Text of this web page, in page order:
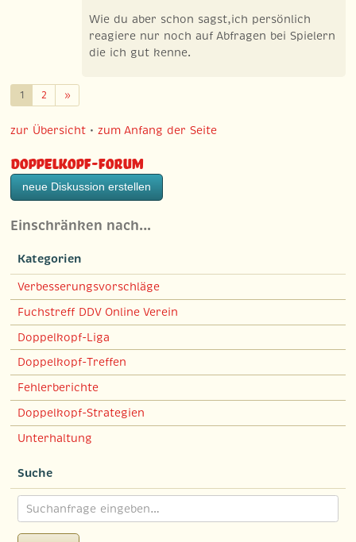
Wie du aber schon sagst,ich persönlich
reagiere nur noch auf Abfragen bei Spielern
die ich gut kenne.
1 2 »Weiter
zur Übersicht •zum Anfang der Seite
Doppelkopf-Forum
neue Diskussion erstellen
Einschränken nach…
Kategorien
Verbesserungsvorschläge
Fuchstreff DDV Online Verein
Doppelkopf-Liga
Doppelkopf-Treffen
Fehlerberichte
Doppelkopf-Strategien
Unterhaltung
Suche